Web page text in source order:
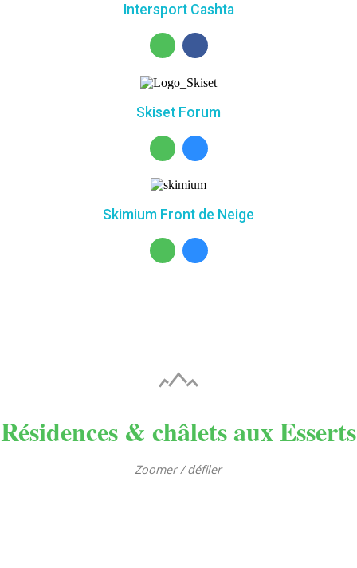
Intersport Cashta
Skiset Forum
Skimium Front de Neige
Résidences & châlets aux Esserts
Zoomer / défiler